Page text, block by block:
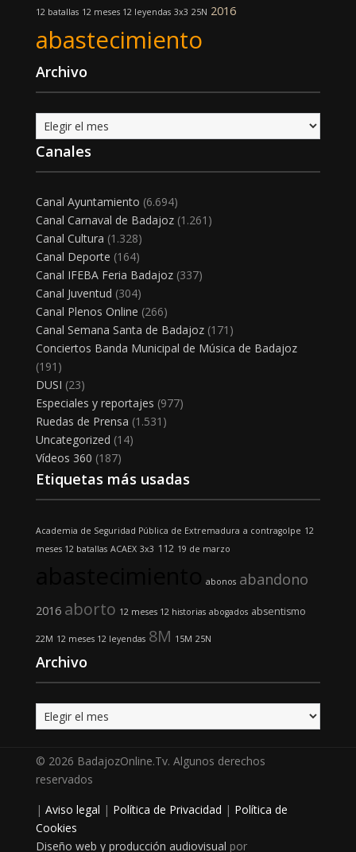
12 batallas 12 meses 12 leyendas 3x3 25N 2016
abastecimiento
Archivo
Archivo
Canales
Canal Ayuntamiento (6.694)
Canal Carnaval de Badajoz(1.261)
Canal Cultura (1.328)
Canal Deporte (164)
Canal IFEBA Feria Badajoz(337)
Canal Juventud (304)
Canal Plenos Online (266)
Canal Semana Santa de Badajoz(171)
Conciertos Banda Municipal de Música de Badajoz
(191)
DUSI (23)
Especiales y reportajes (977)
Ruedas de Prensa (1.531)
Uncategorized (14)
Vídeos 360 (187)
Etiquetas más usadas
Academia de Seguridad Pública de Extremadura a contragolpe 12
meses 12 batallas ACAEX 3x3 112 19 de marzo
abonos abandono
2016 aborto 12 meses 12 historias abogados absentismo
22M 12 meses 12 leyendas 8M 15M 25N
Archivo
Archivo
© 2026 BadajozOnline.Tv. Algunos derechos
reservados
| Aviso legal | Política de Privacidad | Política de
Cookies
Diseño web y producción audiovisual por